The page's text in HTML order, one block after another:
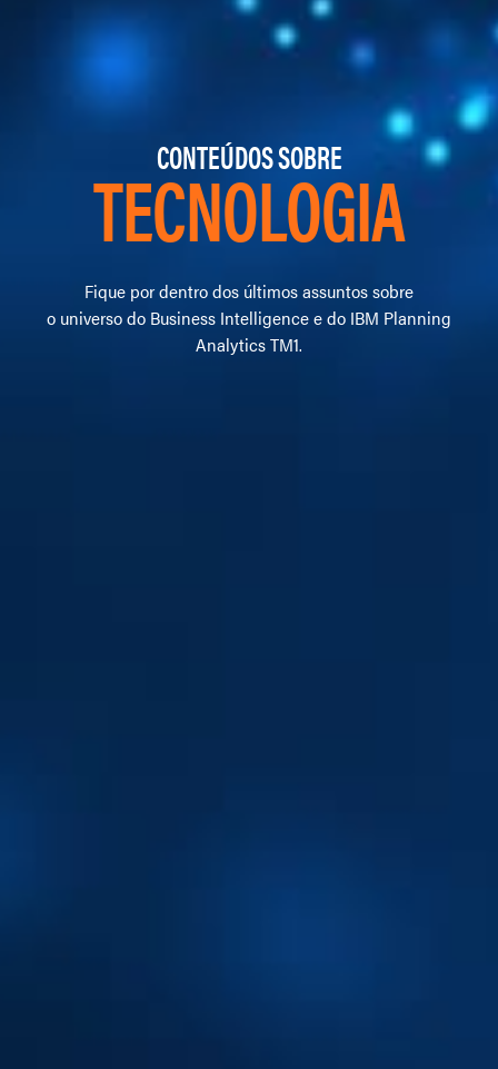
CONTEÚDOS SOBRE
TECNOLOGIA
Fique por dentro dos últimos assuntos sobre
o universo do Business Intelligence e do IBM Planning
Analytics TM1.